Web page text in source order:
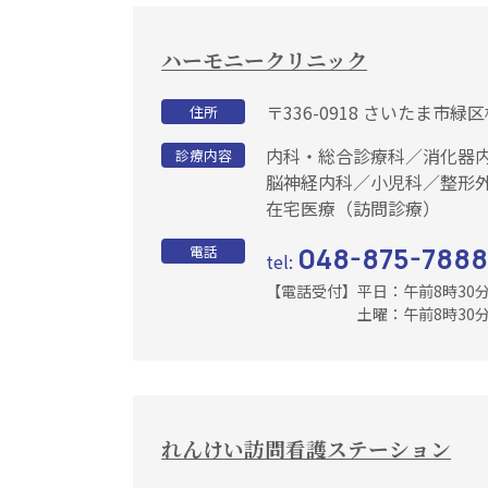
ハーモニークリニック
住所 〒336-0918 さいたま市緑
診療内容 内科・総合診療科／消化器
脳神経内科／小児科／整形
在宅医療（訪問診療）
電話 tel: 048-875-7888
【電話受付】平日：午前8時30
土曜：午前8時30分か
れんけい訪問看護ステーション